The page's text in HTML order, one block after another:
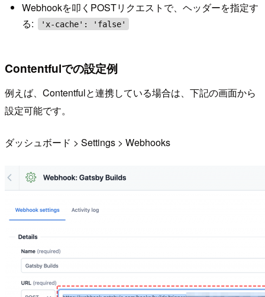
Webhookを叩くPOSTリクエストで、ヘッダーを指定す
る:
'x-cache': 'false'
Contentfulでの設定例
例えば、Contentfulと連携している場合は、下記の画面から
設定可能です。
ダッシュボード > Settings > Webhooks